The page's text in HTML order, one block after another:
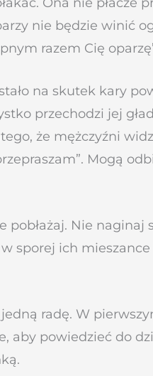
nie będzie winić
razem Cię
na skutek kary
przechodzi jej
że mężczyźni
Mogą
Nie naginaj
sporej ich
radę. W
aby powiedzieć do